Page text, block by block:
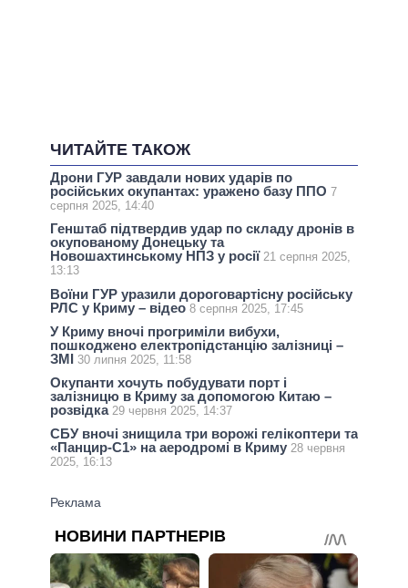
ЧИТАЙТЕ ТАКОЖ
Дрони ГУР завдали нових ударів по
російських окупантах: уражено базу ППО 7
серпня 2025, 14:40
Генштаб підтвердив удар по складу дронів в
окупованому Донецьку та
Новошахтинському НПЗ у росії 21 серпня 2025,
13:13
Воїни ГУР уразили дороговартісну російську
РЛС у Криму – відео 8 серпня 2025, 17:45
У Криму вночi прогриміли вибухи,
пошкоджено електропідстанцію залізниці –
ЗМІ 30 липня 2025, 11:58
Окупанти хочуть побудувати порт і
залізницю в Криму за допомогою Китаю –
розвідка 29 червня 2025, 14:37
СБУ вночі знищила три ворожі гелікоптери та
«Панцир-С1» на аеродромі в Криму 28 червня
2025, 16:13